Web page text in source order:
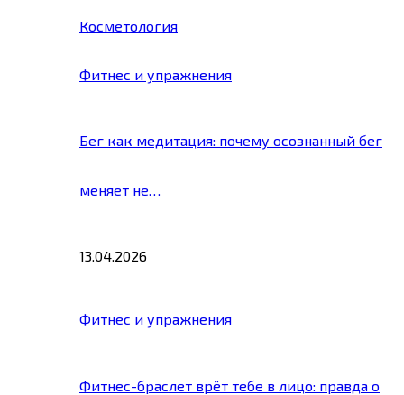
Косметология
Фитнес и упражнения
Бег как медитация: почему осознанный бег
меняет не…
13.04.2026
Фитнес и упражнения
Фитнес-браслет врёт тебе в лицо: правда о